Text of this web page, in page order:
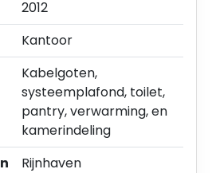
kan worden als showroom;
radiatoren;
2012
Kantoor
Kabelgoten,
systeemplafond, toilet,
pantry, verwarming, en
kamerindeling
Rijnhaven